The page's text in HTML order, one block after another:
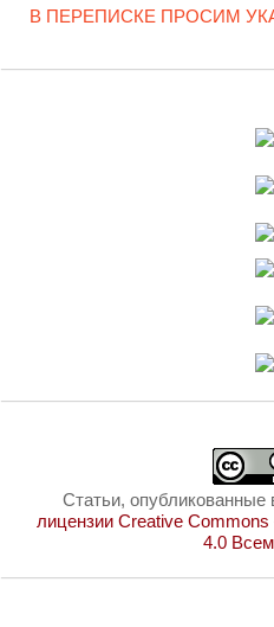
В ПЕРЕПИСКЕ ПРОСИМ
Статьи,
лицензии Creative
4.0